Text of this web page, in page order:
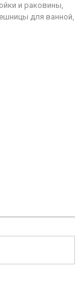
и раковины,
для ванной,